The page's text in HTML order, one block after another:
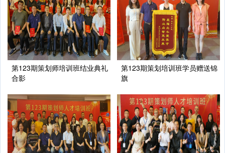
第123期策划师培训班结业典礼
合影
第123期策划培训班学员赠送锦
旗